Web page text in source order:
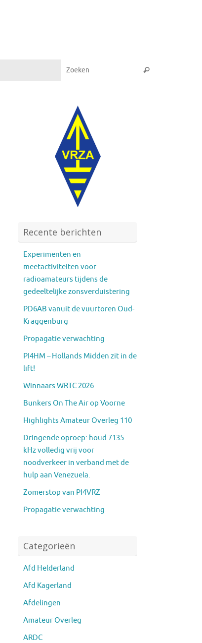
Zoeken
Recente berichten
Experimenten en
meetactiviteiten voor
radioamateurs tijdens de
gedeeltelijke zonsverduistering
PD6AB vanuit de vuurtoren Oud-
Kraggenburg
Propagatie verwachting
PI4HM – Hollands Midden zit in de
lift!
Winnaars WRTC 2026
Bunkers On The Air op Voorne
Highlights Amateur Overleg 110
Dringende oproep: houd 7135
kHz volledig vrij voor
noodverkeer in verband met de
hulp aan Venezuela.
Zomerstop van PI4VRZ
Propagatie verwachting
Categorieën
Afd Helderland
Afd Kagerland
Afdelingen
Amateur Overleg
ARDC